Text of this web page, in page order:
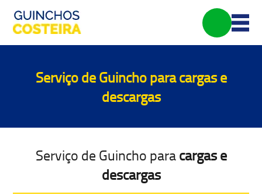
Serviço de Guincho paracargas e
descargas
Serviço de Guincho paracargas e
descargas